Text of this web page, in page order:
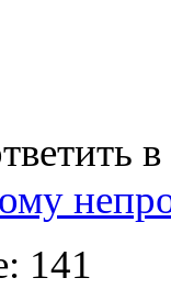
в
141